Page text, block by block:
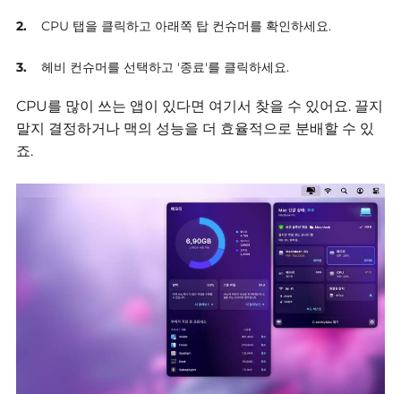
CPU 탭을 클릭하고 아래쪽 탑 컨슈머를 확인하세요.
헤비 컨슈머를 선택하고 '종료'를 클릭하세요.
CPU를 많이 쓰는 앱이 있다면 여기서 찾을 수 있어요. 끌지
말지 결정하거나 맥의 성능을 더 효율적으로 분배할 수 있
죠.